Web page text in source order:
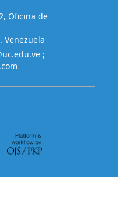
Oficina de
Venezuela
;